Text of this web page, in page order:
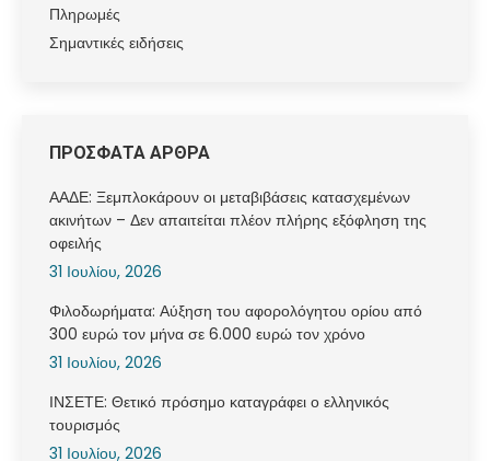
Πληρωμές
Σημαντικές ειδήσεις
ΠΡΟΣΦΑΤΑ ΑΡΘΡΑ
ΑΑΔΕ: Ξεμπλοκάρουν οι μεταβιβάσεις κατασχεμένων
ακινήτων – Δεν απαιτείται πλέον πλήρης εξόφληση της
οφειλής
31 Ιουλίου, 2026
Φιλοδωρήματα: Αύξηση του αφορολόγητου ορίου από
300 ευρώ τον μήνα σε 6.000 ευρώ τον χρόνο
31 Ιουλίου, 2026
ΙΝΣΕΤΕ: Θετικό πρόσημο καταγράφει ο ελληνικός
τουρισμός
31 Ιουλίου, 2026